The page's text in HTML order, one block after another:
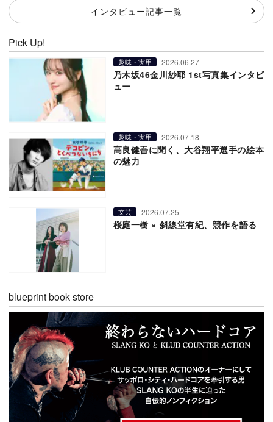
インタビュー記事一覧
Pick Up!
趣味・実用 2026.06.27
乃木坂46金川紗耶 1st写真集インタビ
ュー
趣味・実用 2026.07.18
高良健吾に聞く、大谷翔平選手の絵本
の魅力
文芸 2026.07.25
桜庭一樹 × 斜線堂有紀、競作を語る
blueprint book store